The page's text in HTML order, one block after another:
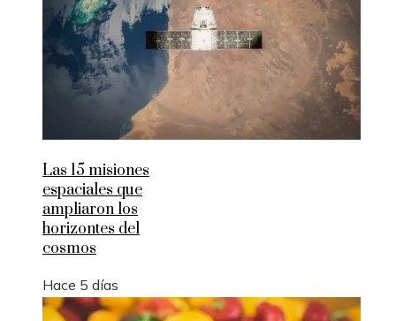
Las 15 misiones
espaciales que
ampliaron los
horizontes del
cosmos
Hace 5 días